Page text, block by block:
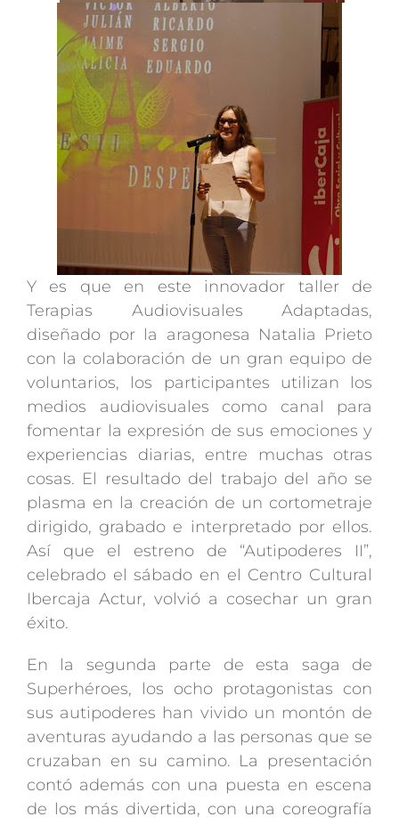
Y es que en este innovador taller de
Terapias Audiovisuales Adaptadas,
diseñado por la aragonesa Natalia Prieto
con la colaboración de un gran equipo de
voluntarios, los participantes utilizan los
medios audiovisuales como canal para
fomentar la expresión de sus emociones y
experiencias diarias, entre muchas otras
cosas. El resultado del trabajo del año se
plasma en la creación de un cortometraje
dirigido, grabado e interpretado por ellos.
Así que el estreno de “Autipoderes II”,
celebrado el sábado en el Centro Cultural
Ibercaja Actur, volvió a cosechar un gran
éxito.
En la segunda parte de esta saga de
Superhéroes, los ocho protagonistas con
sus autipoderes han vivido un montón de
aventuras ayudando a las personas que se
cruzaban en su camino. La presentación
contó además con una puesta en escena
de los más divertida, con una coreografía